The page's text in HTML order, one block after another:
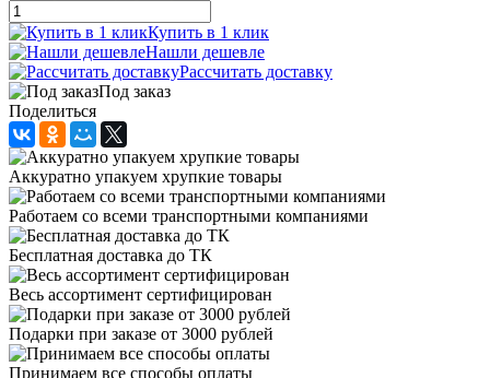
Купить в 1 клик
Нашли дешевле
Рассчитать доставку
Под заказ
Поделиться
Аккуратно упакуем хрупкие товары
Работаем со всеми транспортными компаниями
Бесплатная доставка до ТК
Весь ассортимент сертифицирован
Подарки при заказе от 3000 рублей
Принимаем все способы оплаты